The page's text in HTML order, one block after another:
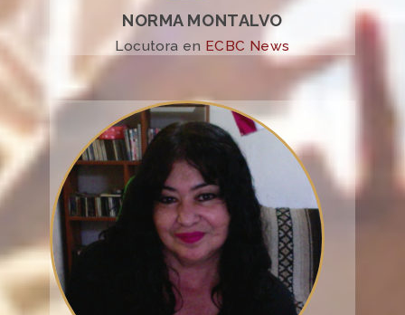
NORMA MONTALVO
Locutora en ECBC News